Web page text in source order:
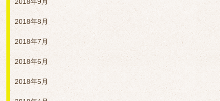
2018年8月
2018年7月
2018年6月
2018年5月